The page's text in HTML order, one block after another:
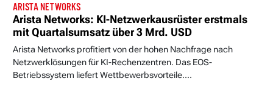
ARISTA NETWORKS
Arista Networks: KI-Netzwerkausrüster erstmals
mit Quartalsumsatz über 3 Mrd. USD
Arista Networks profitiert von der hohen Nachfrage nach
Netzwerklösungen für KI-Rechenzentren. Das EOS-
Betriebssystem liefert Wettbewerbsvorteile....